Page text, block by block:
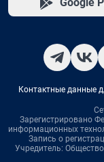
Google
Контактные данные
Зарегистрировано
информационных
Запись о
Учредитель: